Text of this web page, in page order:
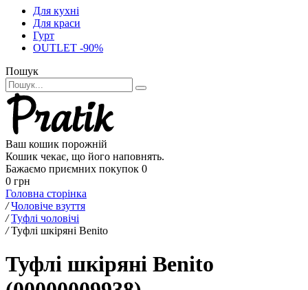
Для кухні
Для краси
Гурт
OUTLET -90%
Пошук
Ваш кошик порожній
Кошик чекає, що його наповнять.
Бажаємо приємних покупок 0
0 грн
Головна сторінка
/ Чоловіче взуття
/ Туфлі чоловічі
/ Туфлі шкіряні Benito
Туфлі шкіряні Benito